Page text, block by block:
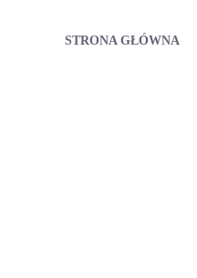
STRONA GŁÓWNA